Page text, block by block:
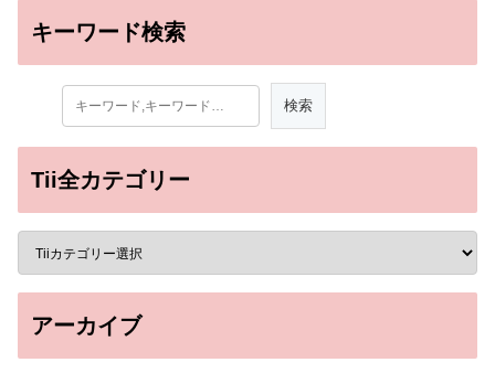
キーワード検索
Tii全カテゴリー
アーカイブ